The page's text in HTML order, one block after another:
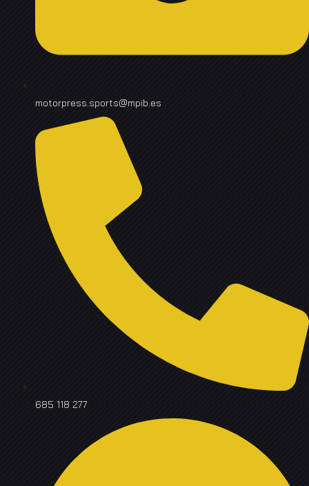
motorpress.sports@mpib.es
685 118 277